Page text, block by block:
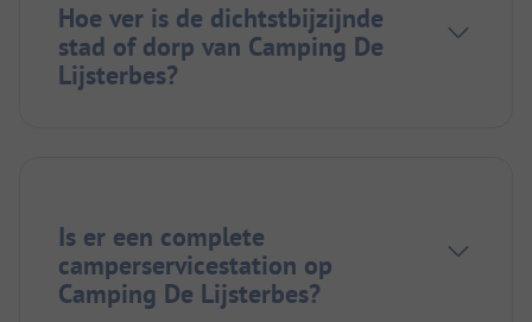
Hoe ver is de dichtstbijzijnde
stad of dorp van Camping De
Lijsterbes?
Is er een complete
camperservicestation op
Camping De Lijsterbes?